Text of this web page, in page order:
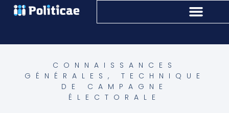
CONNAISSANCES
GÉNÉRALES , TECHNIQUE
DE CAMPAGNE
ÉLECTORALE